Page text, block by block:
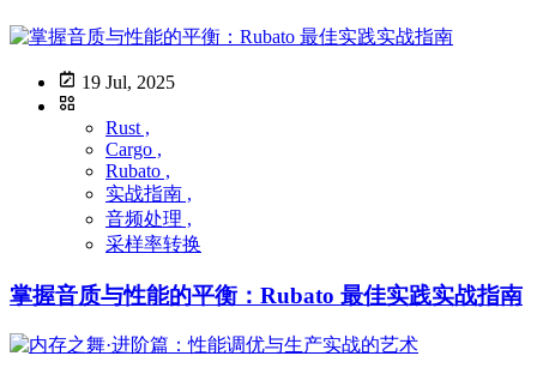
19 Jul, 2025
Rust ,
Cargo ,
Rubato ,
实战指南 ,
音频处理 ,
采样率转换
掌握音质与性能的平衡：Rubato 最佳实践实战指南